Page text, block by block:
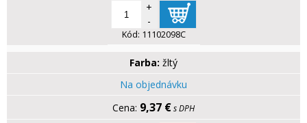
+
-
Kód: 11102098C
Farba: žltý
Na objednávku
9,37 €s DPH